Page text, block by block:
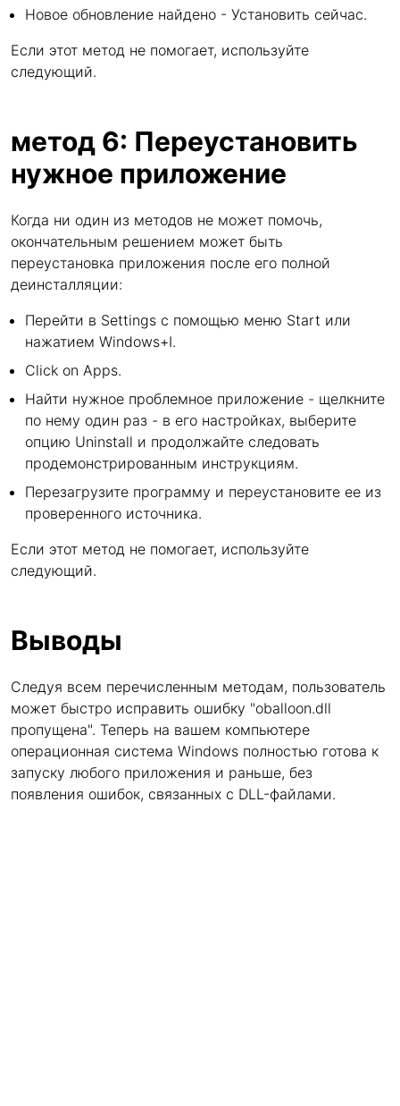
Новое обновление найдено - Установить сейчас.
Если этот метод не помогает, используйте
следующий.
метод 6: Переустановить
нужное приложение
Когда ни один из методов не может помочь,
окончательным решением может быть
переустановка приложения после его полной
деинсталляции:
Перейти в Settings с помощью меню Start или
нажатием Windows+I.
Click on Apps.
Найти нужное проблемное приложение - щелкните
по нему один раз - в его настройках, выберите
опцию Uninstall и продолжайте следовать
продемонстрированным инструкциям.
Перезагрузите программу и переустановите ее из
проверенного источника.
Если этот метод не помогает, используйте
следующий.
Выводы
Следуя всем перечисленным методам, пользователь
может быстро исправить ошибку "oballoon.dll
пропущена". Теперь на вашем компьютере
операционная система Windows полностью готова к
запуску любого приложения и раньше, без
появления ошибок, связанных с DLL-файлами.